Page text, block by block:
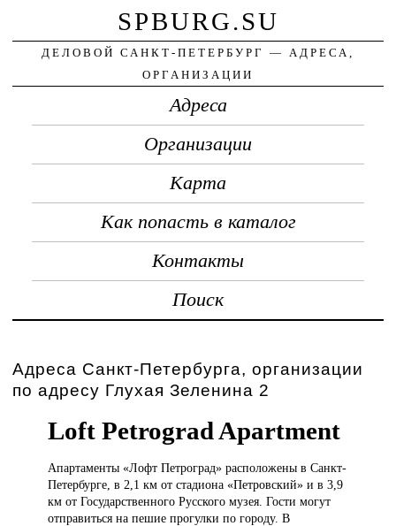
SPBURG.SU
ДЕЛОВОЙ САНКТ-ПЕТЕРБУРГ — АДРЕСА,
ОРГАНИЗАЦИИ
Адреса
Организации
Карта
Как попасть в каталог
Контакты
Поиск
Адреса Санкт-Петербурга, организации
по адресу Глухая Зеленина 2
Loft Petrograd Apartment
Апартаменты «ЛофтПетроград» расположены в Санкт-
Петербурге, в 2,1 км от стадиона «Петровский» и в 3,9
км от Государственного Русского музея. Гости могут
отправиться на пешие прогулки по городу. В